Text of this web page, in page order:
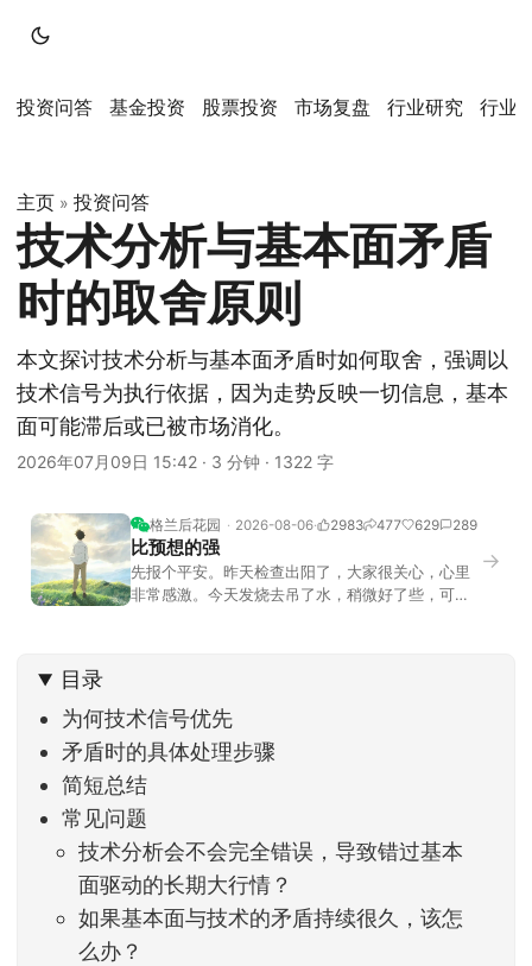
投资问答 基金投资 股票投资 市场复盘 行业研究 行业
主页 » 投资问答
技术分析与基本面矛盾
时的取舍原则
本文探讨技术分析与基本面矛盾时如何取舍，强调以
技术信号为执行依据，因为走势反映一切信息，基本
面可能滞后或已被市场消化。
2026年07月09日 15:42 · 3 分钟 · 1322 字
格兰后花园 2026-08-06 2983 477 629 289
比预想的强
先报个平安。昨天检查出阳了，大家很关心，心里
非常感激。今天发烧去吊了水，稍微好了些，可没
去相差不大，但细看下来，跌幅超过3%的只有不到
→
目录
为何技术信号优先
矛盾时的具体处理步骤
简短总结
常见问题
技术分析会不会完全错误，导致错过基本
面驱动的长期大行情？
如果基本面与技术的矛盾持续很久，该怎
么办？